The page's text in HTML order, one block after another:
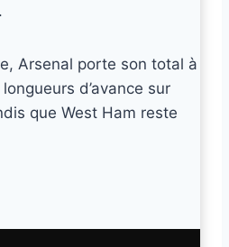
Arsenal porte son total à
d’avance sur
que West Ham reste